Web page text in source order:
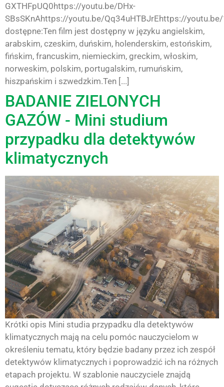
GXTHFpUQ0https://youtu.be/DHx-
SBsSKnAhttps://youtu.be/Qq34uHTBJrEhttps://
dostępne:Ten film jest dostępny w języku angielskim,
arabskim, czeskim, duńskim, holenderskim, estońskim,
fińskim, francuskim, niemieckim, greckim, włoskim,
norweskim, polskim, portugalskim, rumuńskim,
hiszpańskim i szwedzkim.Ten [...]
BADANIE ZIELONYCH
GAZÓW - Mini studium
przypadku dla detektywów
klimatycznych
Krótki opis Mini studia przypadku dla detektywów
klimatycznych mają na celu pomóc nauczycielom w
określeniu tematu, który będzie badany przez ich zespół
detektywów klimatycznych i poprowadzić ich na różnych
etapach projektu. W szablonie nauczyciele znajdą